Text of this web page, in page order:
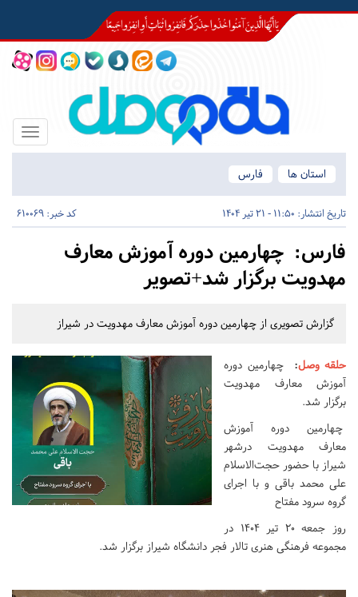
Toggle
استان ها
فارس
تاریخ انتشار: 11:50 - 21 تیر 1404 کد خبر: 610069
فارس: چهارمین دوره آموزش معارف
مهدویت برگزار شد+تصویر
گزارش تصویری از چهارمین دوره آموزش معارف مهدویت در شیراز
حلقه وصل:
چهارمین دوره
آموزش معارف مهدویت
برگزار شد.
چهارمین دوره آموزش
معارف مهدویت درشهر
شیراز با حضور حجت‌الاسلام
علی‌ محمد باقی و با اجرای
گروه سرود مفتاح
روز جمعه 20 تیر 1404 در
مجموعه فرهنگی هنری تالار فجر دانشگاه شیراز برگزار شد.